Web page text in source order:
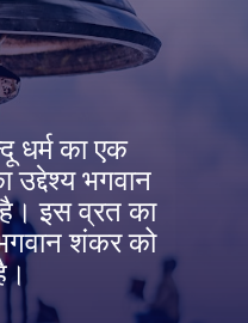
धर्म का एक
उद्देश्य भगवान
इस व्रत का
शंकर को